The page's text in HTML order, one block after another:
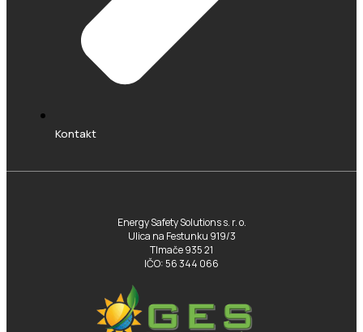
Kontakt
Energy Safety Solutions s. r. o.
Ulica na Festunku 919/3
Tlmače 935 21
IČO: 56 344 066